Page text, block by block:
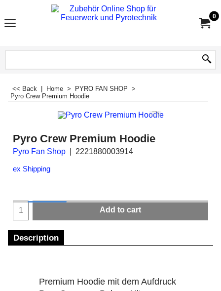
0
<< Back Home > PYRO FAN SHOP >
Pyro Crew Premium Hoodie
Pyro Crew Premium Hoodie
Pyro Fan Shop 2221880003914
ex Shipping
Add to cart
Description
Premium Hoodie mit dem Aufdruck